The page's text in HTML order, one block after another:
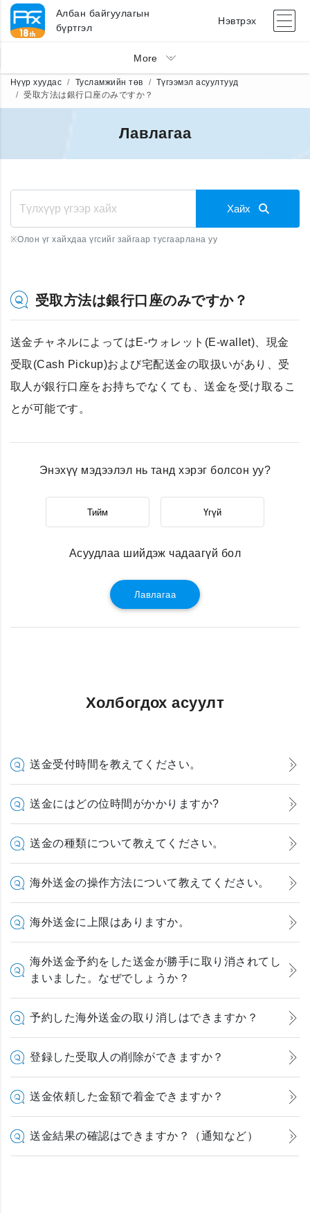
Албан байгуулагын
бүртгэл
Нэвтрэх
More
Нүүр хуудас Тусламжийн төв
Түгээмэл асуултууд
受取方法は銀行口座のみですか？
Лавлагаа
Хайх
※Олон үг хайхдаа үгсийг зайгаар тусгаарлана уу
受取方法は銀行口座のみですか？
送金チャネルによってはE-ウォレット(E-wallet)、現金
受取(Cash Pickup)および宅配送金の取扱いがあり、受
取人が銀行口座をお持ちでなくても、送金を受け取るこ
とが可能です。
Энэхүү мэдээлэл нь танд хэрэг болсон уу?
Тийм Үгүй
Асуудлаа шийдэж чадаагүй бол
Лавлагаа
Холбогдох асуулт
送金受付時間を教えてください。
送金にはどの位時間がかかりますか?
送金の種類について教えてください。
海外送金の操作方法について教えてください。
海外送金に上限はありますか。
海外送金予約をした送金が勝手に取り消されてし
まいました。なぜでしょうか？
予約した海外送金の取り消しはできますか？
登録した受取人の削除ができますか？
送金依頼した金額で着金できますか？
送金結果の確認はできますか？（通知など）